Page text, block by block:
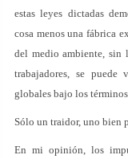
estas leyes dictadas
cosa menos una fábrica
del medio ambiente, sin
trabajadores, se
globales bajo los
Sólo un traidor, uno bien
En mi opinión, los